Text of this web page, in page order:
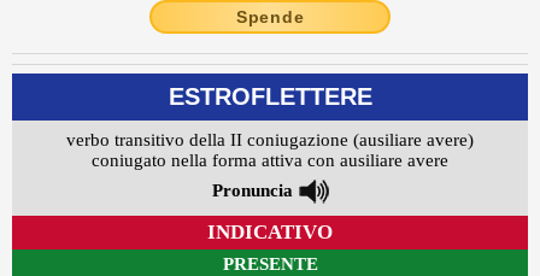
Spende
ESTROFLETTERE
verbo transitivo della II coniugazione (ausiliare avere)
coniugato nella forma attiva con ausiliare avere
Pronuncia
INDICATIVO
PRESENTE